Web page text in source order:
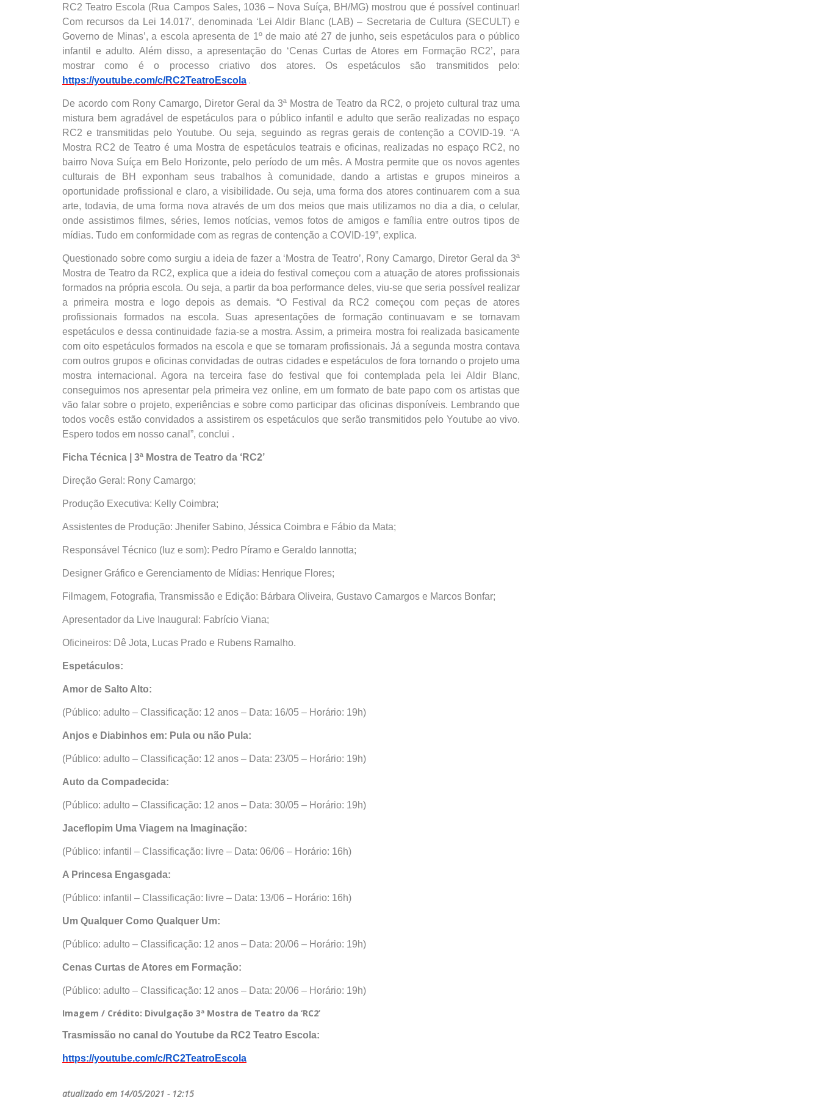
RC2 Teatro Escola (Rua Campos Sales, 1036 – Nova Suíça, BH/MG) mostrou que é possível continuar!
Com recursos da Lei 14.017′, denominada ‘Lei Aldir Blanc (LAB) – Secretaria de Cultura (SECULT) e
Governo de Minas’, a escola apresenta de 1º de maio até 27 de junho, seis espetáculos para o público
infantil e adulto. Além disso, a apresentação do ‘Cenas Curtas de Atores em Formação RC2’, para
mostrar como é o processo criativo dos atores. Os espetáculos são transmitidos pelo:
https://youtube.com/c/RC2TeatroEscola .
De acordo com Rony Camargo, Diretor Geral da 3ª Mostra de Teatro da RC2, o projeto cultural traz uma
mistura bem agradável de espetáculos para o público infantil e adulto que serão realizadas no espaço
RC2 e transmitidas pelo Youtube. Ou seja, seguindo as regras gerais de contenção a COVID-19. “A
Mostra RC2 de Teatro é uma Mostra de espetáculos teatrais e oficinas, realizadas no espaço RC2, no
bairro Nova Suíça em Belo Horizonte, pelo período de um mês. A Mostra permite que os novos agentes
culturais de BH exponham seus trabalhos à comunidade, dando a artistas e grupos mineiros a
oportunidade profissional e claro, a visibilidade. Ou seja, uma forma dos atores continuarem com a sua
arte, todavia, de uma forma nova através de um dos meios que mais utilizamos no dia a dia, o celular,
onde assistimos filmes, séries, lemos notícias, vemos fotos de amigos e família entre outros tipos de
mídias. Tudo em conformidade com as regras de contenção a COVID-19”, explica.
Questionado sobre como surgiu a ideia de fazer a ‘Mostra de Teatro’, Rony Camargo, Diretor Geral da 3ª
Mostra de Teatro da RC2, explica que a ideia do festival começou com a atuação de atores profissionais
formados na própria escola. Ou seja, a partir da boa performance deles, viu-se que seria possível realizar
a primeira mostra e logo depois as demais. “O Festival da RC2 começou com peças de atores
profissionais formados na escola. Suas apresentações de formação continuavam e se tornavam
espetáculos e dessa continuidade fazia-se a mostra. Assim, a primeira mostra foi realizada basicamente
com oito espetáculos formados na escola e que se tornaram profissionais. Já a segunda mostra contava
com outros grupos e oficinas convidadas de outras cidades e espetáculos de fora tornando o projeto uma
mostra internacional. Agora na terceira fase do festival que foi contemplada pela lei Aldir Blanc,
conseguimos nos apresentar pela primeira vez online, em um formato de bate papo com os artistas que
vão falar sobre o projeto, experiências e sobre como participar das oficinas disponíveis. Lembrando que
todos vocês estão convidados a assistirem os espetáculos que serão transmitidos pelo Youtube ao vivo.
Espero todos em nosso canal”, conclui .
Ficha Técnica | 3ª Mostra de Teatro da ‘RC2’
Direção Geral: Rony Camargo;
Produção Executiva: Kelly Coimbra;
Assistentes de Produção: Jhenifer Sabino, Jéssica Coimbra e Fábio da Mata;
Responsável Técnico (luz e som): Pedro Píramo e Geraldo Iannotta;
Designer Gráfico e Gerenciamento de Mídias: Henrique Flores;
Filmagem, Fotografia, Transmissão e Edição: Bárbara Oliveira, Gustavo Camargos e Marcos Bonfar;
Apresentador da Live Inaugural: Fabrício Viana;
Oficineiros: Dê Jota, Lucas Prado e Rubens Ramalho.
Espetáculos:
Amor de Salto Alto:
(Público: adulto – Classificação: 12 anos – Data: 16/05 – Horário: 19h)
Anjos e Diabinhos em: Pula ou não Pula:
(Público: adulto – Classificação: 12 anos – Data: 23/05 – Horário: 19h)
Auto da Compadecida:
(Público: adulto – Classificação: 12 anos – Data: 30/05 – Horário: 19h)
Jaceflopim Uma Viagem na Imaginação:
(Público: infantil – Classificação: livre – Data: 06/06 – Horário: 16h)
A Princesa Engasgada:
(Público: infantil – Classificação: livre – Data: 13/06 – Horário: 16h)
Um Qualquer Como Qualquer Um:
(Público: adulto – Classificação: 12 anos – Data: 20/06 – Horário: 19h)
Cenas Curtas de Atores em Formação:
(Público: adulto – Classificação: 12 anos – Data: 20/06 – Horário: 19h)
Imagem / Crédito: Divulgação 3ª Mostra de Teatro da ‘RC2’
Trasmissão no canal do Youtube da RC2 Teatro Escola:
https://youtube.com/c/RC2TeatroEscola
atualizado em 14/05/2021 - 12:15